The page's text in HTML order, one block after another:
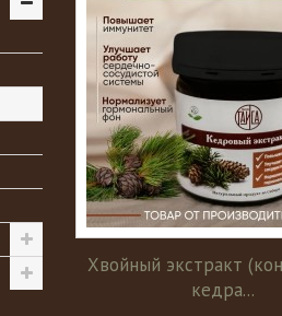
Хвойный экстракт
кедра...